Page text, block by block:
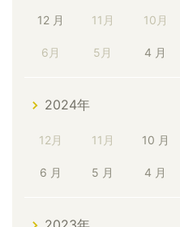
12 月 11月 10月
6月 5月 4 月
2024年
12月 11月 10 月
6 月 5 月 4 月